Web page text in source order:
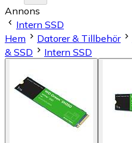
Annons
Intern SSD
Hem
Datorer & Tillbehör
& SSD
Intern SSD